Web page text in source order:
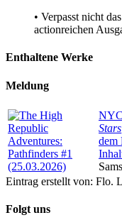
• Verpasst nicht
actionreichen
Enthaltene Werke
Meldung
Stars
dem
Eintrag erstellt von: Flo.
Folgt uns